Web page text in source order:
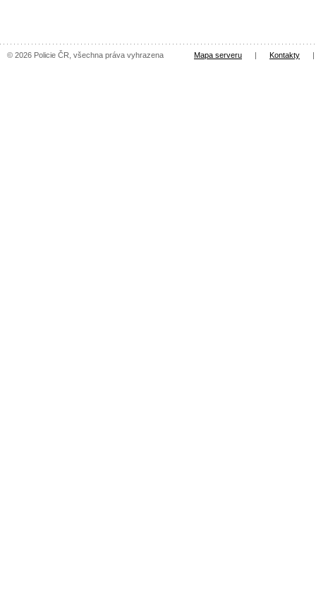
© 2026 Policie ČR, všechna práva vyhrazena Mapa serveru | Kontakty |